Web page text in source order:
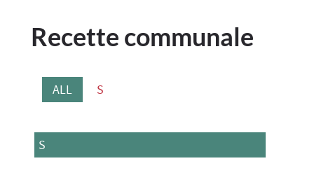
Recette communale
ALL S
S